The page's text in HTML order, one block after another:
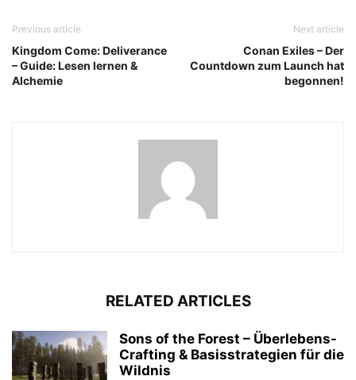
Previous article
Kingdom Come: Deliverance
– Guide: Lesen lernen &
Alchemie
Next article
Conan Exiles – Der
Countdown zum Launch hat
begonnen!
RELATED ARTICLES
Sons of the Forest – Überlebens-
Crafting & Basisstrategien für die
Wildnis